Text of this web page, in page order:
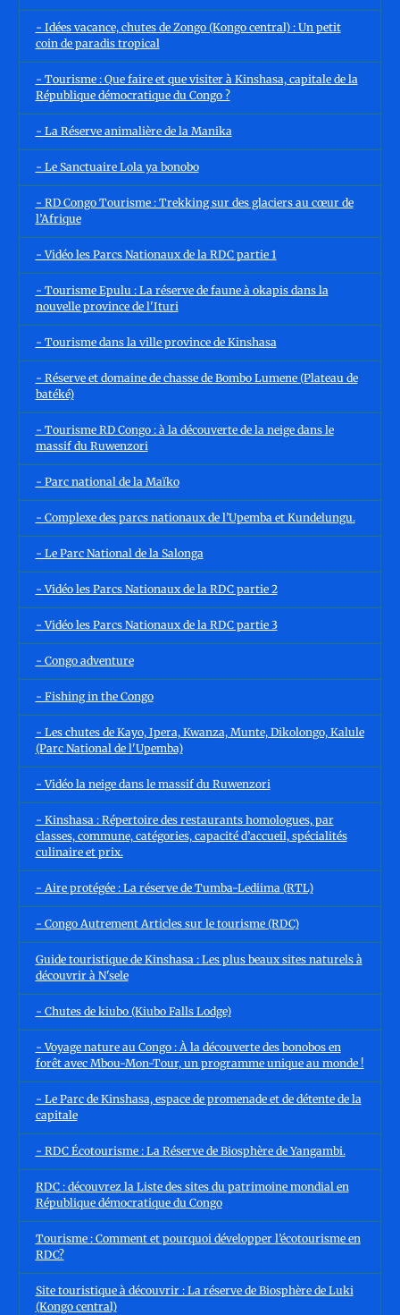
- Idées vacance, chutes de Zongo (Kongo central) : Un petit
coin de paradis tropical
- Tourisme : Que faire et que visiter à Kinshasa, capitale de la
République démocratique du Congo ?
- La Réserve animalière de la Manika
- Le Sanctuaire Lola ya bonobo
- RD Congo Tourisme : Trekking sur des glaciers au cœur de
l’Afrique
- Vidéo les Parcs Nationaux de la RDC partie 1
- Tourisme Epulu : La réserve de faune à okapis dans la
nouvelle province de l'Ituri
- Tourisme dans la ville province de Kinshasa
- Réserve et domaine de chasse de Bombo Lumene (Plateau de
batéké)
- Tourisme RD Congo : à la découverte de la neige dans le
massif du Ruwenzori
- Parc national de la Maïko
- Complexe des parcs nationaux de l’Upemba et Kundelungu.
- Le Parc National de la Salonga
- Vidéo les Parcs Nationaux de la RDC partie 2
- Vidéo les Parcs Nationaux de la RDC partie 3
- Congo adventure
- Fishing in the Congo
- Les chutes de Kayo, Ipera, Kwanza, Munte, Dikolongo, Kalule
(Parc National de l'Upemba)
- Vidéo la neige dans le massif du Ruwenzori
- Kinshasa : Répertoire des restaurants homologues, par
classes, commune, catégories, capacité d’accueil, spécialités
culinaire et prix.
- Aire protégée : La réserve de Tumba-Lediima (RTL)
- Congo Autrement Articles sur le tourisme (RDC)
Guide touristique de Kinshasa : Les plus beaux sites naturels à
découvrir à N'sele
- Chutes de kiubo (Kiubo Falls Lodge)
- Voyage nature au Congo : À la découverte des bonobos en
forêt avec Mbou-Mon-Tour, un programme unique au monde !
- Le Parc de Kinshasa, espace de promenade et de détente de la
capitale
- RDC Écotourisme : La Réserve de Biosphère de Yangambi.
RDC : découvrez la Liste des sites du patrimoine mondial en
République démocratique du Congo
Tourisme : Comment et pourquoi développer l’écotourisme en
RDC?
Site touristique à découvrir : La réserve de Biosphère de Luki
(Kongo central)